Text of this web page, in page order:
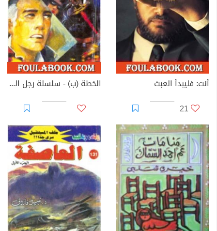
أنت: فليبدأ العبث
21
الخطة (ب) - سلسلة رجل المستحيل